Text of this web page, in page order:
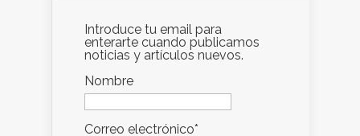
Introduce tu email para
enterarte cuando publicamos
noticias y artículos nuevos.
Nombre
Correo electrónico*